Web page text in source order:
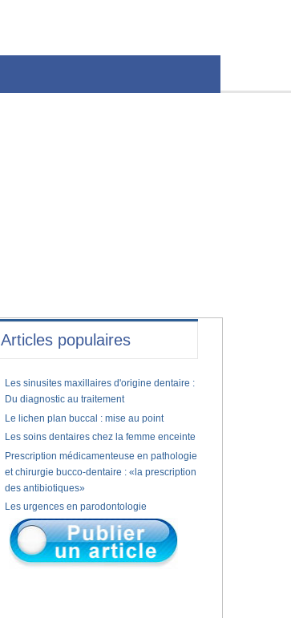
Articles populaires
Les sinusites maxillaires d'origine dentaire :
Du diagnostic au traitement
Le lichen plan buccal : mise au point
Les soins dentaires chez la femme enceinte
Prescription médicamenteuse en pathologie
et chirurgie bucco-dentaire : «la prescription
des antibiotiques»
Les urgences en parodontologie